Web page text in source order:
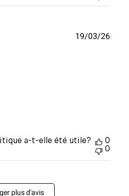
Date
19/03/26
a-t-elle été utile?
0
0
plus d'avis